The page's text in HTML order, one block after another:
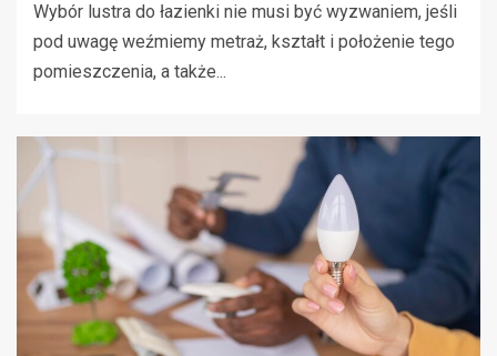
Wybór lustra do łazienki nie musi być wyzwaniem, jeśli
pod uwagę weźmiemy metraż, kształt i położenie tego
pomieszczenia, a także...